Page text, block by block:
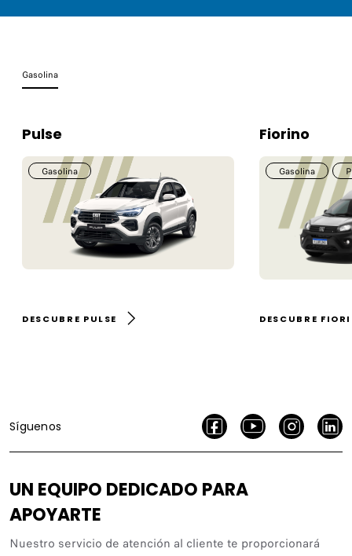
Gasolina
Pulse
Gasolina
DESCUBRE PULSE
Fiorino
Gasolina
DESCUBRE
Síguenos
UN EQUIPO DEDICADO PARA
APOYARTE
Nuestro servicio de atención al cliente te proporcionará